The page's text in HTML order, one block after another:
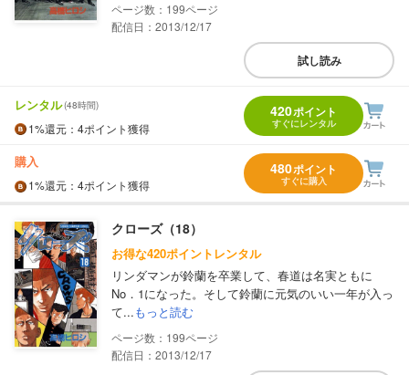
199
配信日：2013/12/17
試し読み
レンタル(48時間)
1%還元 ：4ポイント獲得
420ポイント
すぐにレンタル
購入
1%還元 ：4ポイント獲得
480ポイント
すぐに購入
クローズ（18）
お得な420ポイントレンタル
リンダマンが鈴蘭を卒業して、春道は名実ともに
No．1になった。そして鈴蘭に元気のいい一年が入っ
て...もっと読む
199
配信日：2013/12/17